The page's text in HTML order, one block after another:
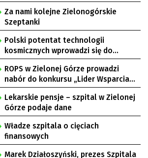
Za nami kolejne Zielonogórskie
Szeptanki
Polski potentat technologii
kosmicznych wprowadzi się do
Zielonej Góry
ROPS w Zielonej Górze prowadzi
nabór do konkursu „Lider Wsparcia
Seniora”
Lekarskie pensje – szpital w Zielonej
Górze podaje dane
Władze szpitala o cięciach
finansowych
Marek Działoszyński, prezes Szpitala